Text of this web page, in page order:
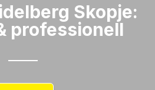
Skopje:
professionell​